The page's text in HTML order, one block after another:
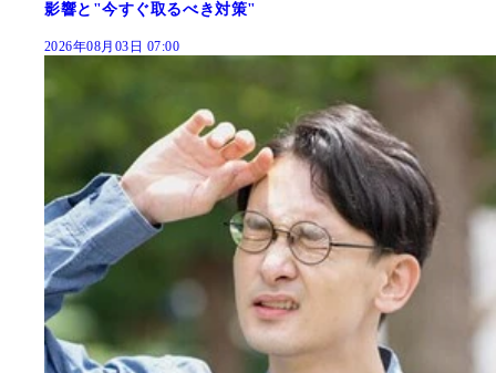
影響と"今すぐ取るべき対策"
2026年08月03日 07:00